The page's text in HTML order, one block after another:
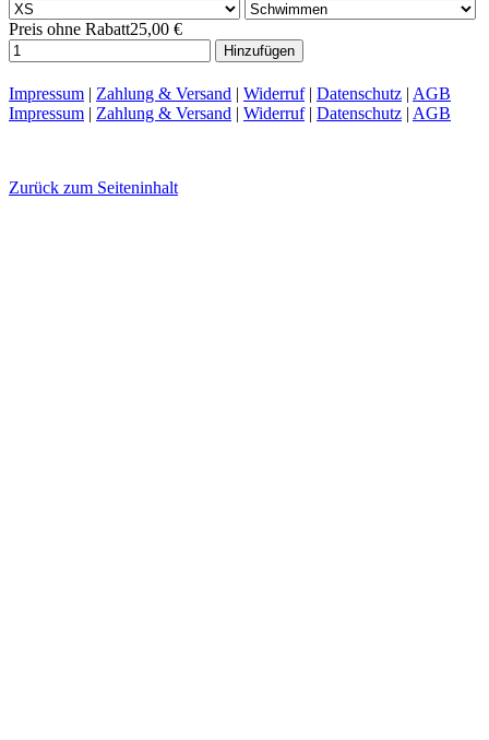
Preis ohne Rabatt25,00 €
Hinzufügen
Impressum | Zahlung & Versand | Widerruf| Datenschutz | AGB
Impressum | Zahlung & Versand | Widerruf| Datenschutz | AGB
Zurück zum Seiteninhalt